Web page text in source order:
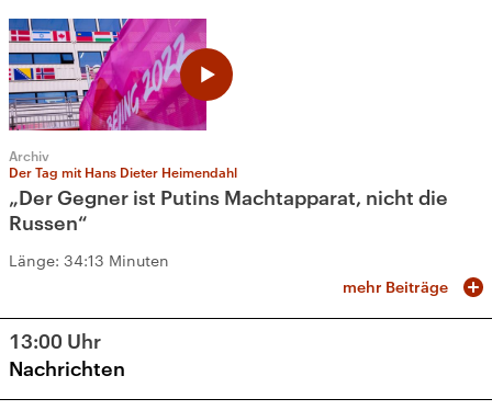
Archiv
Der Tag mit Hans Dieter Heimendahl
„Der Gegner ist Putins Machtapparat, nicht die
Russen“
Länge: 34:13 Minuten
mehr Beiträge
13:00 Uhr
Nachrichten